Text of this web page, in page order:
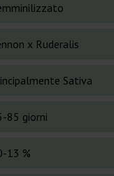
x Ruderalis
Sativa
85 giorni
13 %